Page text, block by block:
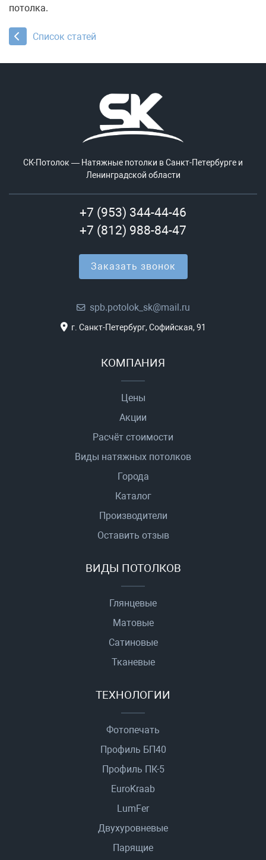
потолка.
Список статей
СК-Потолок — Натяжные потолки в Санкт-Петербурге и
Ленинградской области
+7 (953) 344-44-46
+7 (812) 988-84-47
Заказать звонок
spb.potolok_sk@mail.ru
г. Санкт-Петербург, Софийская, 91
КОМПАНИЯ
Цены
Акции
Расчёт стоимости
Виды натяжных потолков
Города
Каталог
Производители
Оставить отзыв
ВИДЫ ПОТОЛКОВ
Глянцевые
Матовые
Сатиновые
Тканевые
ТЕХНОЛОГИИ
Фотопечать
Профиль БП40
Профиль ПК-5
EuroKraab
LumFer
Двухуровневые
Парящие